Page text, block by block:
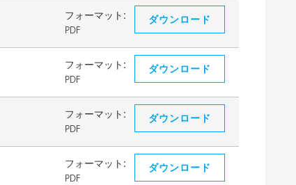
フォーマット:
PDF
ダウンロード
フォーマット:
PDF
ダウンロード
フォーマット:
PDF
ダウンロード
フォーマット:
PDF
ダウンロード